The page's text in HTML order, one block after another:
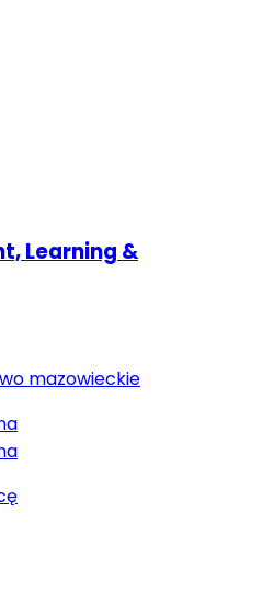
Learning &
mazowieckie